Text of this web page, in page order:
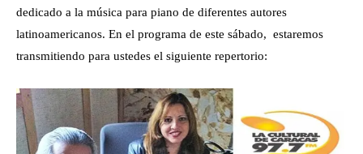
dedicado a la música para piano de diferentes autores
latinoamericanos. En el programa de este sábado, estaremos
transmitiendo para ustedes el siguiente repertorio: